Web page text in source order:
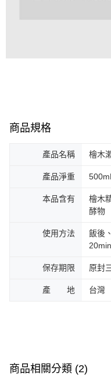
商品規格
產品名稱 檜木
產品淨重
本品含有
檜木
酵物
使用方法
飯後
保存期限 原封
產 地 台灣
商品相關分類 (2)